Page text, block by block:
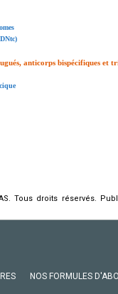
anticorps bispécifiques et
Tous droits réservés.
NOS FORMULES